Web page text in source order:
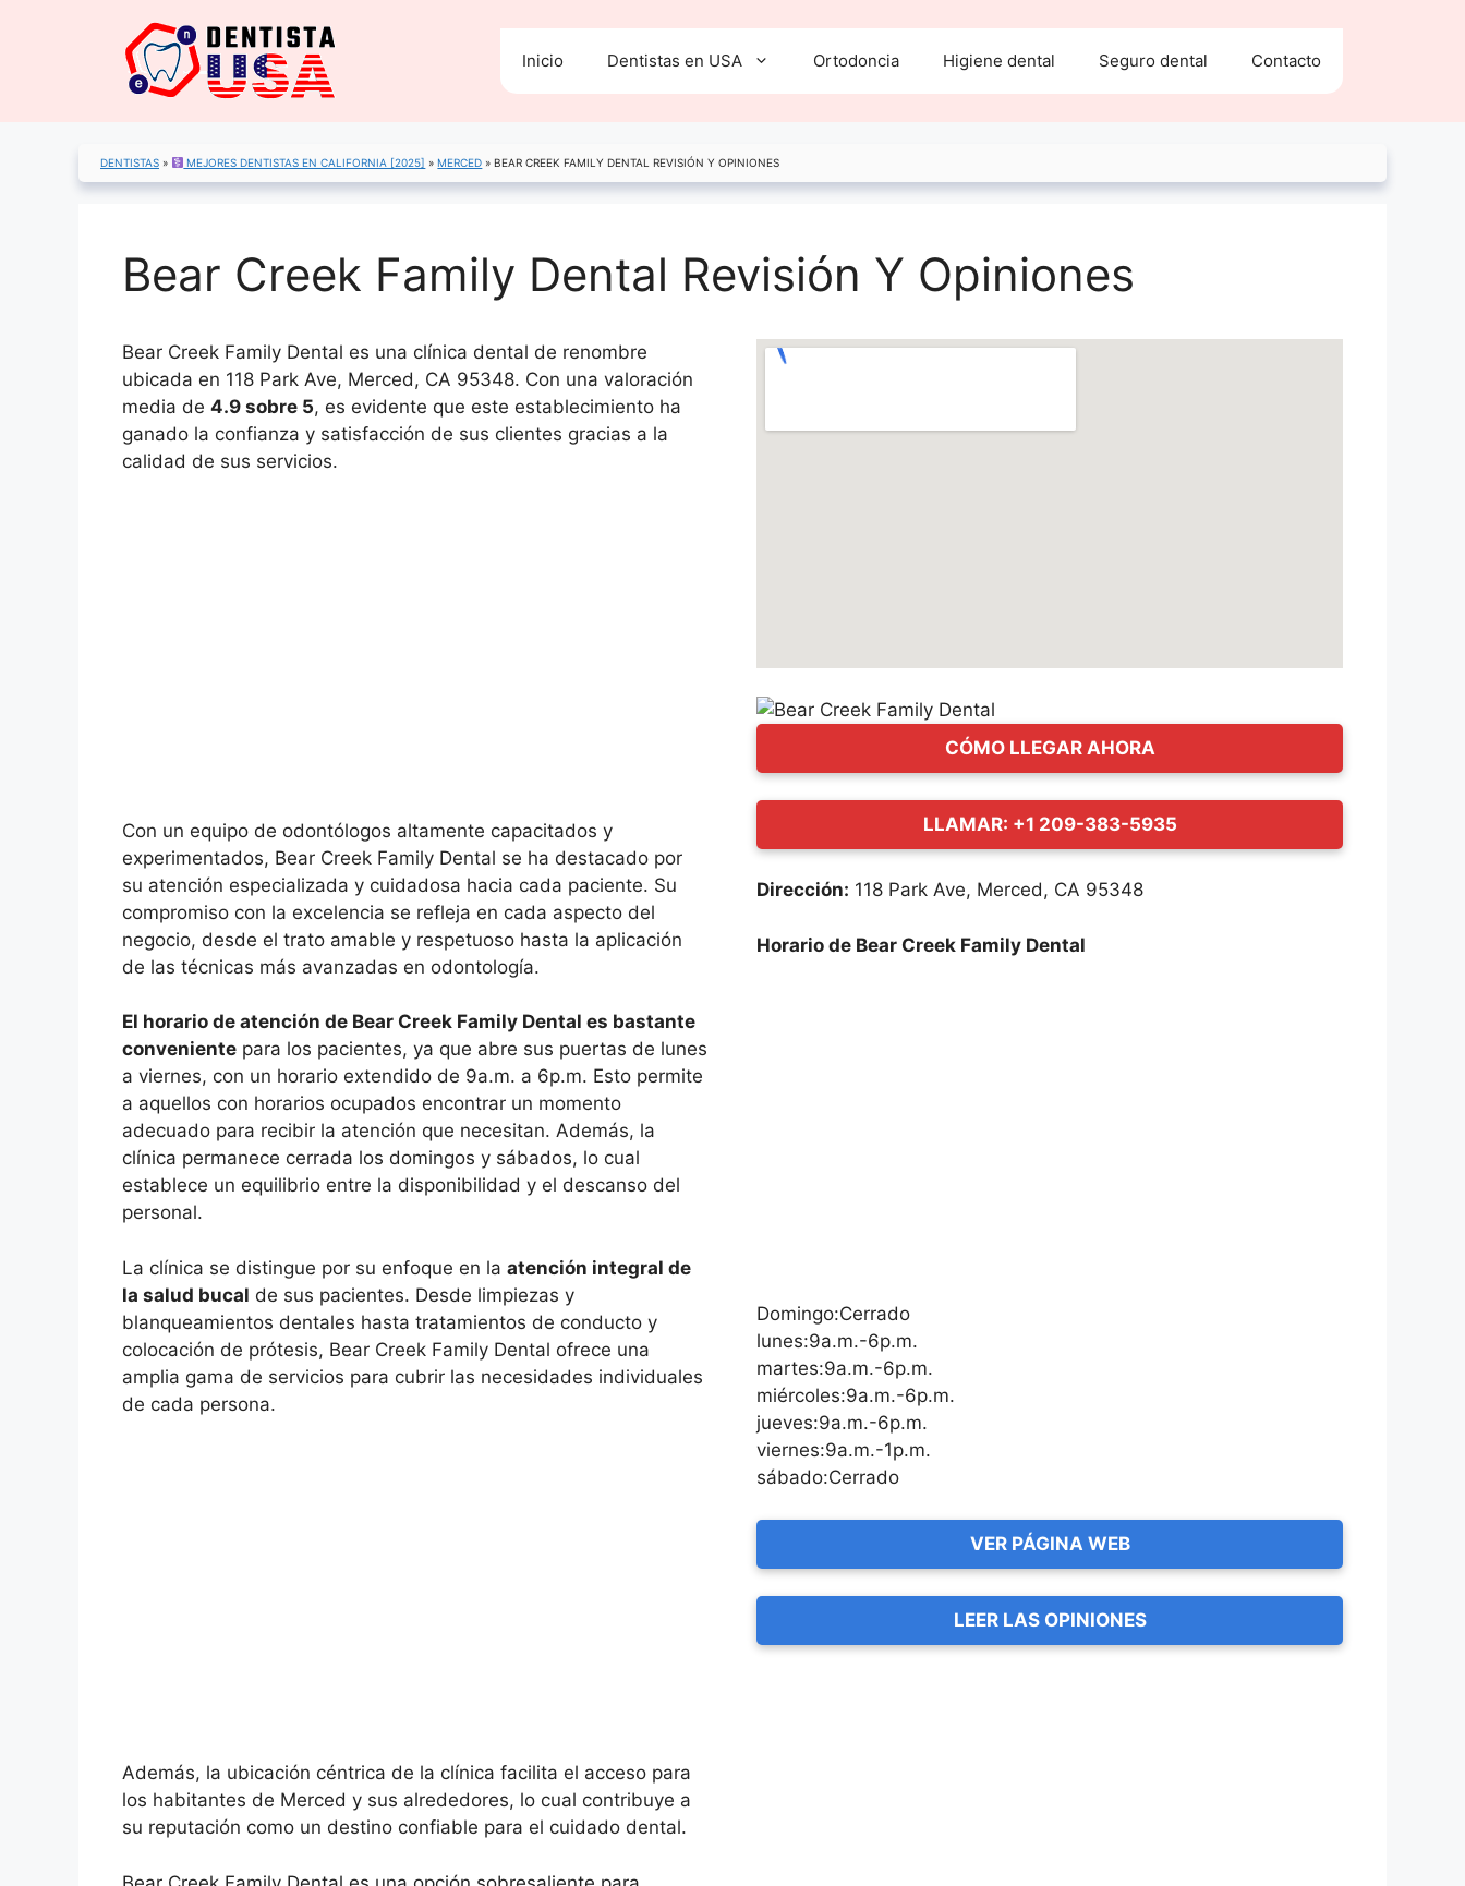
Inicio Dentistas en USA Ortodoncia Higiene dental Seguro dental Contacto
DENTISTAS » MEJORES DENTISTAS EN CALIFORNIA [2025] »MERCED »BEAR CREEK FAMILY DENTAL REVISIÓN Y OPINIONES
Bear Creek Family Dental Revisión Y Opiniones
Bear Creek Family Dental es una clínica dental de renombre
ubicada en 118 Park Ave, Merced, CA 95348. Con una valoración
media de 4.9 sobre 5, es evidente que este establecimiento ha
ganado la confianza y satisfacción de sus clientes gracias a la
calidad de sus servicios.
Con un equipo de odontólogos altamente capacitados y
experimentados, Bear Creek Family Dental se ha destacado por
su atención especializada y cuidadosa hacia cada paciente. Su
compromiso con la excelencia se refleja en cada aspecto del
negocio, desde el trato amable y respetuoso hasta la aplicación
de las técnicas más avanzadas en odontología.
El horario de atención de Bear Creek Family Dental es bastante
conveniente para los pacientes, ya que abre sus puertas de lunes
a viernes, con un horario extendido de 9a.m. a 6p.m. Esto permite
a aquellos con horarios ocupados encontrar un momento
adecuado para recibir la atención que necesitan. Además, la
clínica permanece cerrada los domingos y sábados, lo cual
establece un equilibrio entre la disponibilidad y el descanso del
personal.
La clínica se distingue por su enfoque en la atención integral de
la salud bucal de sus pacientes. Desde limpiezas y
blanqueamientos dentales hasta tratamientos de conducto y
colocación de prótesis, Bear Creek Family Dental ofrece una
amplia gama de servicios para cubrir las necesidades individuales
de cada persona.
Además, la ubicación céntrica de la clínica facilita el acceso para
los habitantes de Merced y sus alrededores, lo cual contribuye a
su reputación como un destino confiable para el cuidado dental.
CÓMO LLEGAR AHORA
LLAMAR: +1 209-383-5935
Dirección: 118 Park Ave, Merced, CA 95348
Horario de Bear Creek Family Dental
Domingo:Cerrado
lunes:9a.m.-6p.m.
martes:9a.m.-6p.m.
miércoles:9a.m.-6p.m.
jueves:9a.m.-6p.m.
viernes:9a.m.-1p.m.
sábado:Cerrado
VER PÁGINA WEB
LEER LAS OPINIONES